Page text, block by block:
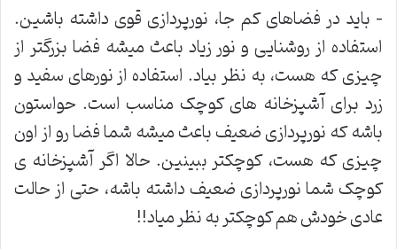
– باید در فضاهای کم جا، نورپردازی قوی داشته باشین.
استفاده از روشنایی و نور زیاد باعث میشه فضا بزرگتر از
چیزی که هست، به نظر بیاد. استفاده از نورهای سفید و
زرد برای آشپزخانه های کوچک مناسب است. حواستون
باشه که نورپردازی ضعیف باعث میشه شما فضا رو از اون
چیزی که هست، کوچکتر ببینین. حالا اگر آشپزخانه ی
کوچک شما نورپردازی ضعیف داشته باشه، حتی از حالت
عادی خودش هم کوچکتر به نظر میاد!!